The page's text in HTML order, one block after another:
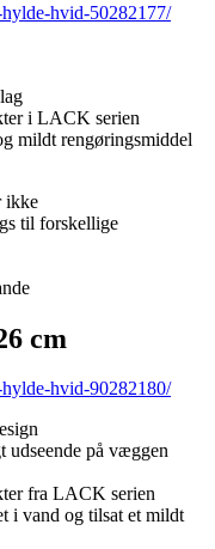
hvid-50282177/
i LACK serien
mildt rengøringsmiddel
ikke
til forskellige
cm
hvid-90282180/
på væggen
fra LACK serien
i vand og tilsat et mildt